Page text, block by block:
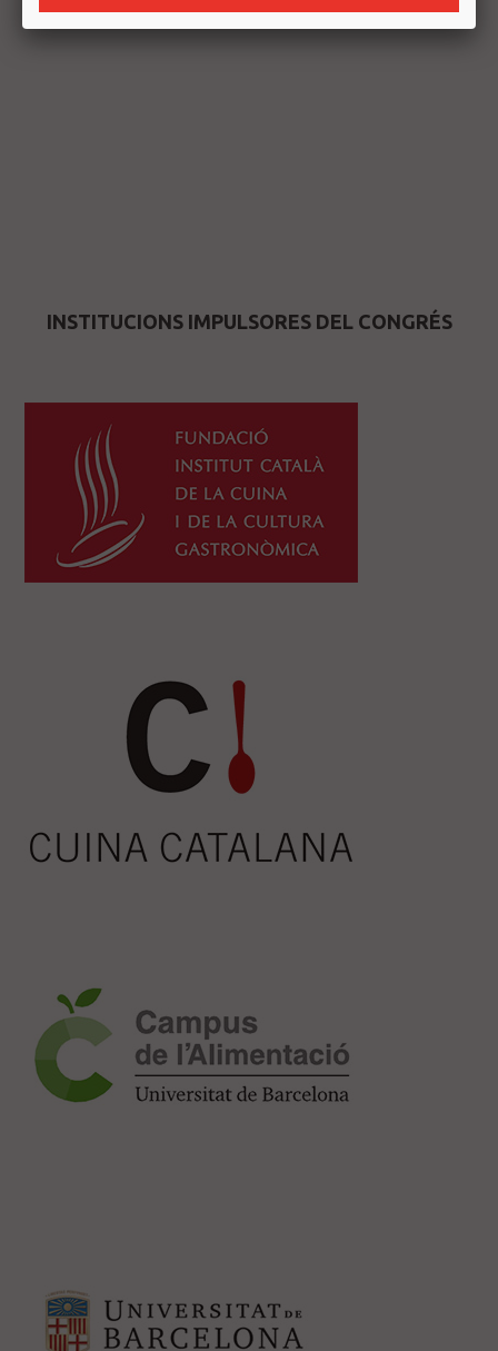
INSTITUCIONS IMPULSORES DEL CONGRÉS